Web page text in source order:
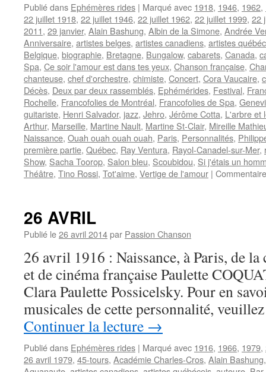
Publié dans Ephémères rides | Marqué avec 1918, 1946, 1962,
22 juillet 1918, 22 juillet 1946, 22 juillet 1962, 22 juillet 1999, 22
2011, 29 janvier, Alain Bashung, Albin de la Simone, Andrée
Anniversaire, artistes belges, artistes canadiens, artistes
Belgique, biographie, Bretagne, Bungalow, cabarets, Canada,
Spa, Ce soir l'amour est dans tes yeux, Chanson française,
chanteuse, chef d'orchestre, chimiste, Concert, Cora Vaucaire,
Décès, Deux par deux rassemblés, Ephémérides, Festival,
Rochelle, Francofolies de Montréal, Francofolies de Spa,
guitariste, Henri Salvador, jazz, Jehro, Jérôme Cotta, L'arbre et
Arthur, Marseille, Martine Nault, Martine St-Clair, Mireille
Naissance, Ouah ouah ouah ouah, Paris, Personnalités,
première partie, Québec, Ray Ventura, Rayol-Canadel-sur-Mer,
Show, Sacha Toorop, Salon bleu, Scoubidou, Si j'étais un
Théâtre, Tino Rossi, Tot'aime, Vertige de l'amour |
26 AVRIL
Publié le26 avril 2014par Passion Chanson
26 avril 1916 : Naissance, à Paris, de la
et de cinéma française Paulette
Clara Paulette Possicelsky. Pour en
musicales de cette personnalité,
Continuer la lecture →
Publié dans Ephémères rides | Marqué avec 1916, 1966, 1979,
26 avril 1979, 45-tours, Académie Charles-Cros, Alain Bashung